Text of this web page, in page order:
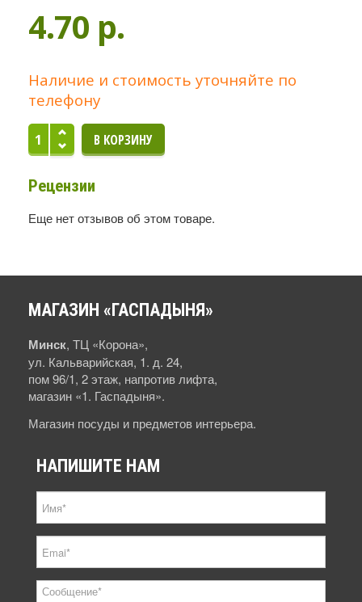
4.70 p.
Наличие и стоимость уточняйте по
телефону
Рецензии
Еще нет отзывов об этом товаре.
МАГАЗИН «ГАСПАДЫНЯ»
Минск, ТЦ «Корона»,
ул. Кальварийская, 1. д. 24,
пом 96/1, 2 этаж, напротив лифта,
магазин «1. Гаспадыня».
Магазин посуды и предметов интерьера.
НАПИШИТЕ НАМ